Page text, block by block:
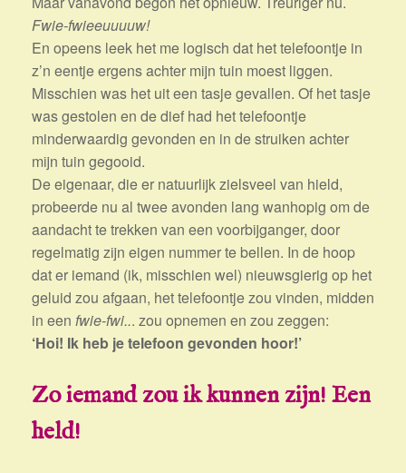
Fwie-fwieeuuuuw!
En opeens leek het me logisch dat het telefoontje in
z’n eentje ergens achter mijn tuin moest liggen.
Misschien was het uit een tasje gevallen. Of het tasje
was gestolen en de dief had het telefoontje
minderwaardig gevonden en in de struiken achter
mijn tuin gegooid.
De eigenaar, die er natuurlijk zielsveel van hield,
probeerde nu al twee avonden lang wanhopig om de
aandacht te trekken van een voorbijganger, door
regelmatig zijn eigen nummer te bellen. In de hoop
dat er iemand (ik, misschien wel) nieuwsgierig op het
geluid zou afgaan, het telefoontje zou vinden, midden
in een fwie-fwi... zou opnemen en zou zeggen:
‘Hoi! Ik heb je telefoon gevonden hoor!’
Zo iemand zou ik kunnen zijn! Een
held!